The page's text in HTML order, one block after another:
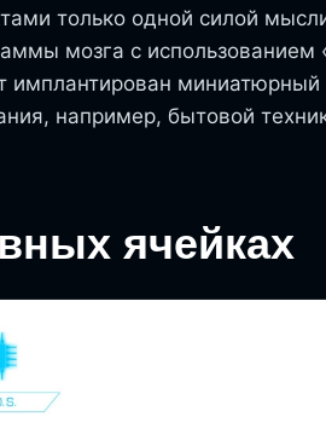
только одной силой
мозга с использованием
миниатюрный
например, бытовой
ячейках